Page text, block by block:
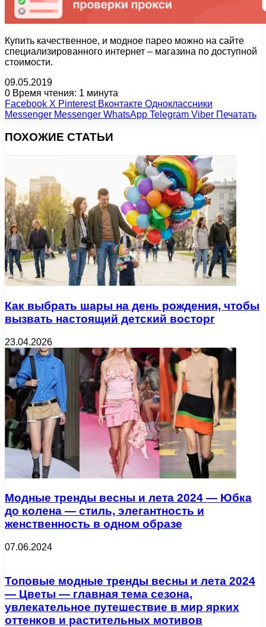
Купить качественное, и модное парео можно на сайте
специализированного интернет – магазина по доступной
стоимости.
09.05.2019
0 Время чтения: 1 минута
Facebook X Pinterest Вконтакте Одноклассники
Messenger Messenger WhatsApp Telegram Viber Печатать
ПОХОЖИЕ СТАТЬИ
Как выбрать шары на день рождения, чтобы
вызвать настоящий детский восторг
23.04.2026
Модные тренды весны и лета 2024 — Юбка
до колена — стиль, элегантность и
женственность в одном образе
07.06.2024
Топовые модные тренды весны и лета 2024
— Цветы — главная тема сезона,
увлекательное путешествие в мир ярких
оттенков и растительных мотивов